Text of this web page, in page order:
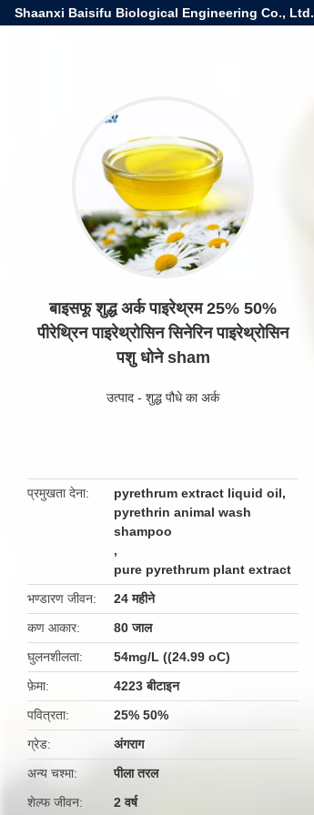
Shaanxi Baisifu Biological Engineering Co., Ltd.
बाइसफू शुद्ध अर्क पाइरेथ्रम 25% 50%
पीरेथ्रिन पाइरेथ्रोसिन सिनेरिन पाइरेथ्रोसिन
पशु धोने sham
उत्पाद - शुद्ध पौधे का अर्क
प्रमुखता देना pyrethrum extract liquid oil,
pyrethrin animal wash
shampoo
,
pure pyrethrum plant extract
भण्डारण जीवन
24 महीने
कण आकार
80 जाल
घुलनशीलता
54mg/L ((24.99 oC)
फ़ेमा
4223 बीटाइन
पवित्रता
25% 50%
ग्रेड
अंगराग
अन्य चश्मा
पीला तरल
शेल्फ जीवन
2 वर्ष